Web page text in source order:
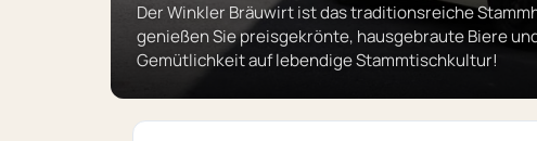
Der Winkler Bräuwirt ist das traditionsreiche
genießen Sie preisgekrönte, hausgebraute Biere
Gemütlichkeit auf lebendige Stammtischkultur!